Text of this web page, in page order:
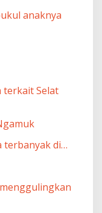
anaknya
terkait Selat
terbanyak di…